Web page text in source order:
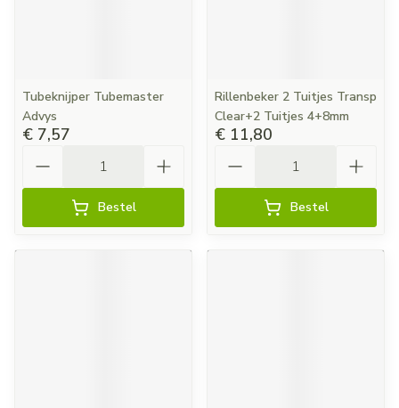
Tubeknijper Tubemaster
Advys
€ 7,57
Bestel
Rillenbeker 2 Tuitjes Transp
Clear+2 Tuitjes 4+8mm
€ 11,80
Bestel